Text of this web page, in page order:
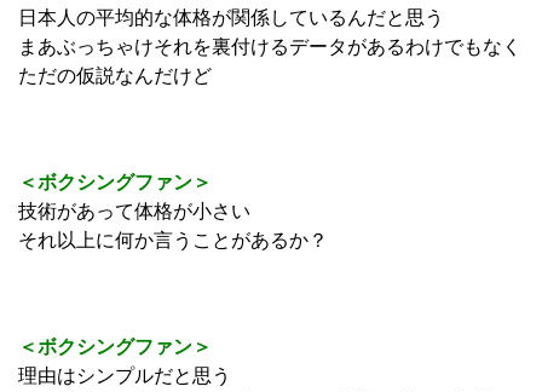
日本人の平均的な体格が関係しているんだと思う
まあぶっちゃけそれを裏付けるデータがあるわけでもなく
ただの仮説なんだけど
＜ボクシングファン＞
技術があって体格が小さい
それ以上に何か言うことがあるか？
＜ボクシングファン＞
理由はシンプルだと思う